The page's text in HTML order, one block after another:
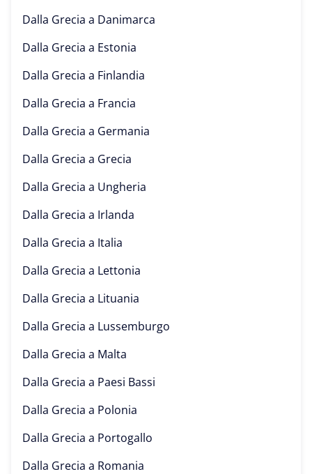
Dalla Grecia a Danimarca
Dalla Grecia a Estonia
Dalla Grecia a Finlandia
Dalla Grecia a Francia
Dalla Grecia a Germania
Dalla Grecia a Grecia
Dalla Grecia a Ungheria
Dalla Grecia a Irlanda
Dalla Grecia a Italia
Dalla Grecia a Lettonia
Dalla Grecia a Lituania
Dalla Grecia a Lussemburgo
Dalla Grecia a Malta
Dalla Grecia a Paesi Bassi
Dalla Grecia a Polonia
Dalla Grecia a Portogallo
Dalla Grecia a Romania